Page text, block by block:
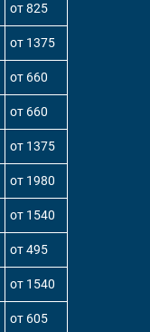
от 825
от 1375
от 660
от 660
от 1375
от 1980
от 1540
от 495
от 1540
от 605